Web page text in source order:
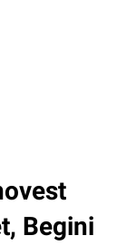
Begini